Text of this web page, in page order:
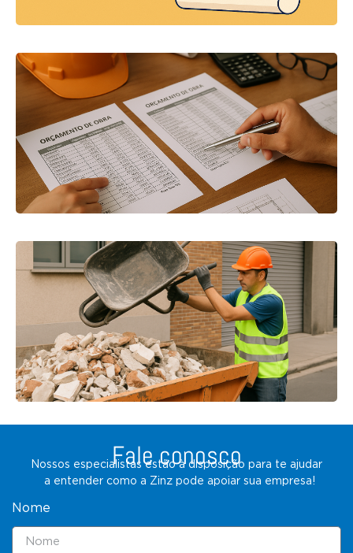
Fale conosco
Nossos especialistas estão à disposição para te ajudar
a entender como a Zinz pode apoiar sua empresa!
Nome